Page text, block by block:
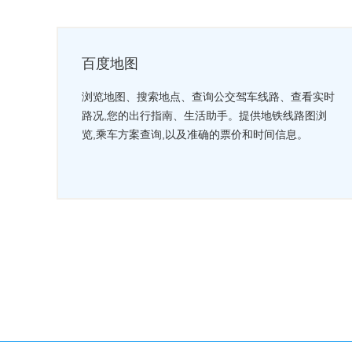
百度地图
浏览地图、搜索地点、查询公交驾车线路、查看实时
路况,您的出行指南、生活助手。提供地铁线路图浏
览,乘车方案查询,以及准确的票价和时间信息。